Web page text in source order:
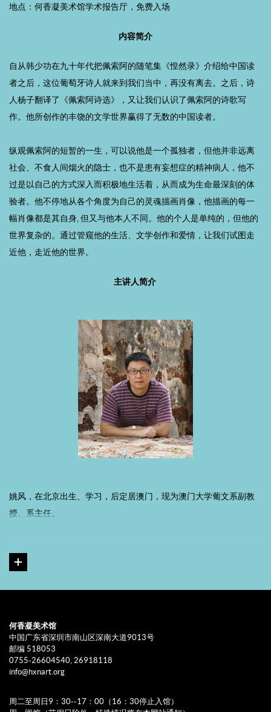
地点：何香凝美术馆学术报告厅，免费入场
内容简介
自从韩少功在九十年代把佩索阿的随笔集《惶然录》介绍给中国读
者之后，这位葡萄牙诗人就来到我们当中，再没有离去。之后，诗
人杨子翻译了《佩索阿诗选》，又让我们认识了佩索阿的诗歌写
作。他所创作的丰饶的文学世界赢得了无数的中国读者。
纵观佩索阿的短暂的一生，可以说他是一个孤独者，但他并非远离
社会、不食人间烟火的隐士，也不是患有妄想症的精神病人，他不
过是以自己的方式深入而积极地生活着，从而成为生命最深刻的体
验者。他不停地从各个角度为自己的灵魂描画肖像，他描画的每一
幅肖像都是其自身, 但又与他本人不同。他的个人是单纯的，但他的
世界复杂的。通过管窥他的生活、文学创作和爱情，让我们试图走
近他，走近他的世界。
主讲人简介
姚风，在北京出生、学习，后定居澳门，现为澳门大学葡文系副教
授、系主任。
景》（与葡萄牙诗人欧卓志合著）、《黑夜与我一起躺下》、《当
奖”等奖项及葡萄牙总统颁授“圣地亚哥宝剑勋章”。
展览：于坚、姚风摄影展（澳门联合国教科文中心，２００６），
装置艺术展（澳门创意空间，２００９）、《词场》（深圳华美术
何香凝美术馆
中国广东省深圳市南山区深南大道9013号
邮编 518053
0755-26604540, 26918118
info@hxnart.org
周二至周日9：30--17：00（16：30停止入馆）